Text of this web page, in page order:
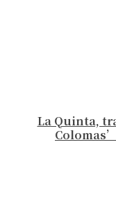
La Quinta,